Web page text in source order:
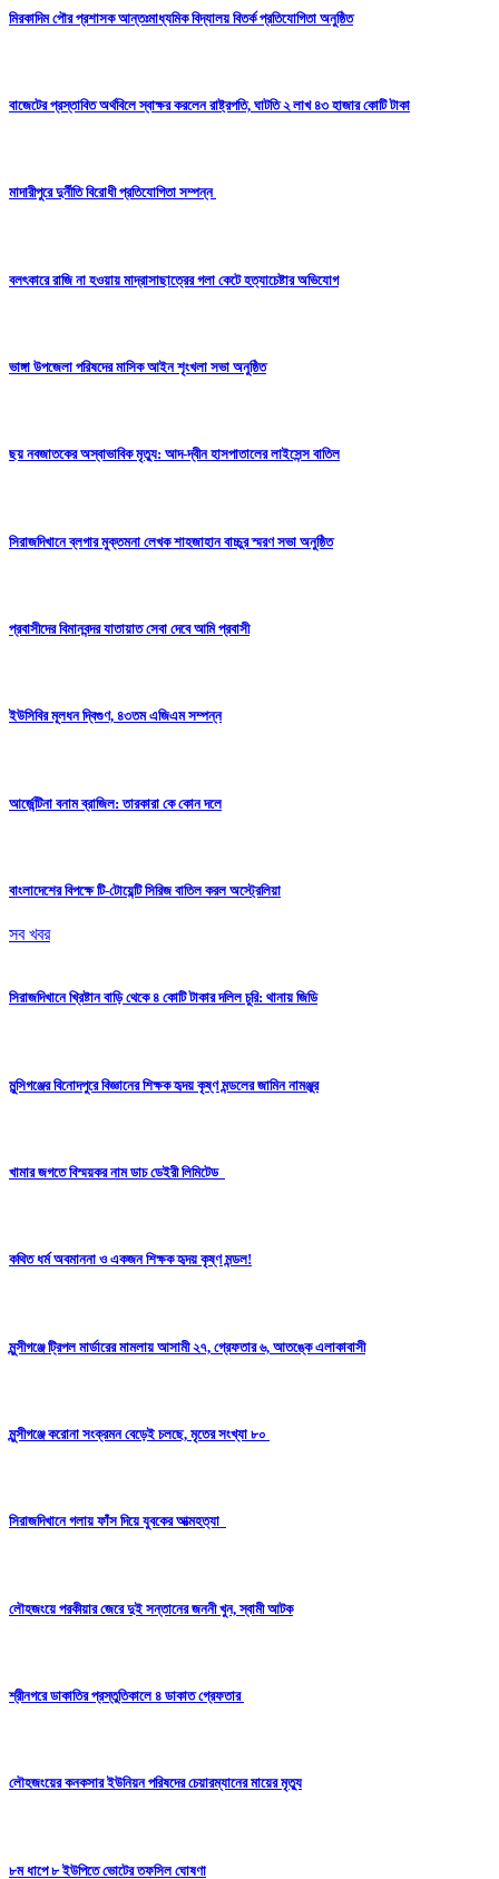
মিরকাদিম পৌর প্রশাসক আন্তঃমাধ্যমিক বিদ্যালয় বিতর্ক প্রতিযোগিতা অনুষ্ঠিত
বাজেটের প্রস্তাবিত অর্থবিলে স্বাক্ষর করলেন রাষ্ট্রপতি, ঘাটতি ২ লাখ ৪৩ হাজার কোটি টাকা
মাদারীপুরে দুর্নীতি বিরোধী প্রতিযোগিতা সম্পন্ন
বলৎকারে রাজি না হওয়ায় মাদ্রাসাছাত্রের গলা কেটে হত্যাচেষ্টার অভিযোগ
ভাঙ্গা উপজেলা পরিষদের মাসিক আইন শৃংখলা সভা অনুষ্ঠিত
ছয় নবজাতকের অস্বাভাবিক মৃত্যু: আদ-দ্বীন হাসপাতালের লাইসেন্স বাতিল
সিরাজদিখানে ব্লগার মুক্তমনা লেখক শাহজাহান বাচ্চুর স্মরণ সভা অনুষ্ঠিত
প্রবাসীদের বিমানবন্দর যাতায়াত সেবা দেবে আমি প্রবাসী
ইউসিবির মূলধন দ্বিগুণ, ৪৩তম এজিএম সম্পন্ন
আর্জেন্টিনা বনাম ব্রাজিল: তারকারা কে কোন দলে
বাংলাদেশের বিপক্ষে টি-টোয়েন্টি সিরিজ বাতিল করল অস্ট্রেলিয়া
সব খবর
সিরাজদিখানে খ্রিষ্টান বাড়ি থেকে ৪ কোটি টাকার দলিল চুরি: থানায় জিডি
মুন্সিগঞ্জের বিনোদপুরে বিজ্ঞানের শিক্ষক হৃদয় কৃষ্ণ মন্ডলের জামিন নামঞ্জুর
খামার জগতে বিস্ময়কর নাম ডাচ ডেইরী লিমিটেড
কথিত ধর্ম অবমাননা ও একজন শিক্ষক হৃদয় কৃষ্ণ মন্ডল!
মুন্সীগঞ্জে ট্রিপল মার্ডারের মামলায় আসামী ২৭, গ্রেফতার ৬, আতঙ্কে এলাকাবাসী
মুন্সীগঞ্জে করোনা সংক্রমন বেড়েই চলছে, মৃতের সংখ্যা ৮০
সিরাজদিখানে গলায় ফাঁস দিয়ে যুবকের আত্মহত্যা
লৌহজংয়ে পরকীয়ার জেরে দুই সন্তানের জননী খুন, স্বামী আটক
শ্রীনগরে ডাকাতির প্রস্তুতিকালে ৪ ডাকাত গ্রেফতার
লৌহজংয়ের কনকসার ইউনিয়ন পরিষদের চেয়ারম্যানের মায়ের মৃত্যু
৮ম ধাপে ৮ ইউপিতে ভোটের তফসিল ঘোষণা